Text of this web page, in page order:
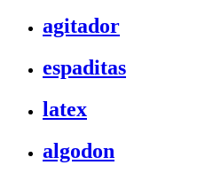
agitador
espaditas
latex
algodon